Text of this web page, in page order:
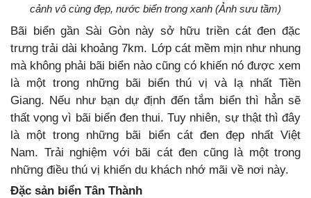
cảnh vô cùng đẹp, nước biển trong xanh (Ảnh sưu tầm)
Bãi biển gần Sài Gòn này sở hữu triền cát đen đặc
trưng trải dài khoảng 7km. Lớp cát mềm mịn như nhung
mà không phải bãi biển nào cũng có khiến nó được xem
là một trong những bãi biển thú vị và lạ nhất Tiền
Giang. Nếu như bạn dự định đến tắm biển thì hẳn sẽ
thất vọng vì bãi biển đen thui. Tuy nhiên, sự thật thì đây
là một trong những bãi biển cát đen đẹp nhất Việt
Nam. Trải nghiệm với bãi cát đen cũng là một trong
những điều thú vị khiến du khách nhớ mãi về nơi này.
Đặc sản biển Tân Thành